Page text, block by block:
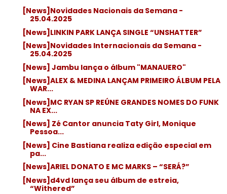
[News]Novidades Nacionais da Semana -
25.04.2025
[News]LINKIN PARK LANÇA SINGLE “UNSHATTER”
[News]Novidades Internacionais da Semana -
25.04.2025
[News] Jambu lança o álbum "MANAUERO"
[News]ALEX & MEDINA LANÇAM PRIMEIRO ÁLBUM PELA
WAR...
[News]MC RYAN SP REÚNE GRANDES NOMES DO FUNK
NA EX...
[News] Zé Cantor anuncia Taty Girl, Monique
Pessoa...
[News] Cine Bastiana realiza edição especial em
pa...
[News]ARIEL DONATO E MC MARKS – “SERÁ?”
[News]d4vd lança seu álbum de estreia,
“Withered”